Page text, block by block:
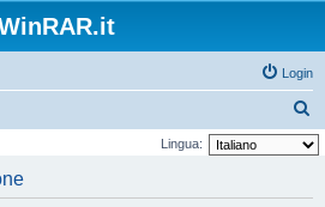
Login
e
Lingua: